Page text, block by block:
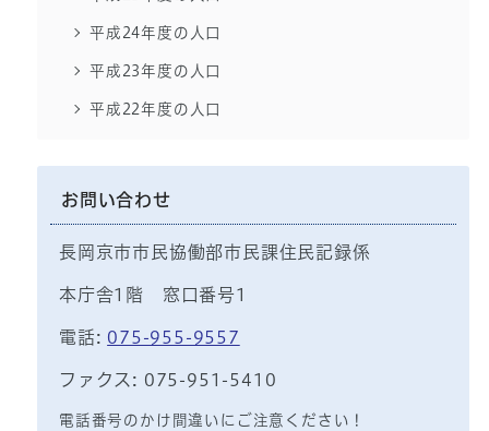
平成24年度の人口
平成23年度の人口
平成22年度の人口
お問い合わせ
長岡京市市民協働部市民課住民記録係
本庁舎1階 窓口番号1
電話: 075-955-9557
ファクス: 075-951-5410
電話番号のかけ間違いにご注意ください！